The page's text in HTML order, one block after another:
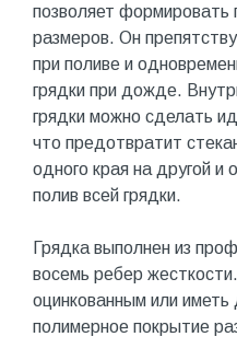
позволяет формировать
размеров. Он
при поливе и
грядки при дожде.
грядки можно сделать
что предотвратит
одного края на другой и
полив всей грядки.
Грядка выполнен из
восемь ребер
оцинкованным или иметь
полимерное покрытие